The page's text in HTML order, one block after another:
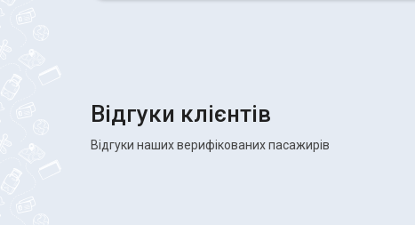
Відгуки клієнтів
Відгуки наших верифікованих пасажирів